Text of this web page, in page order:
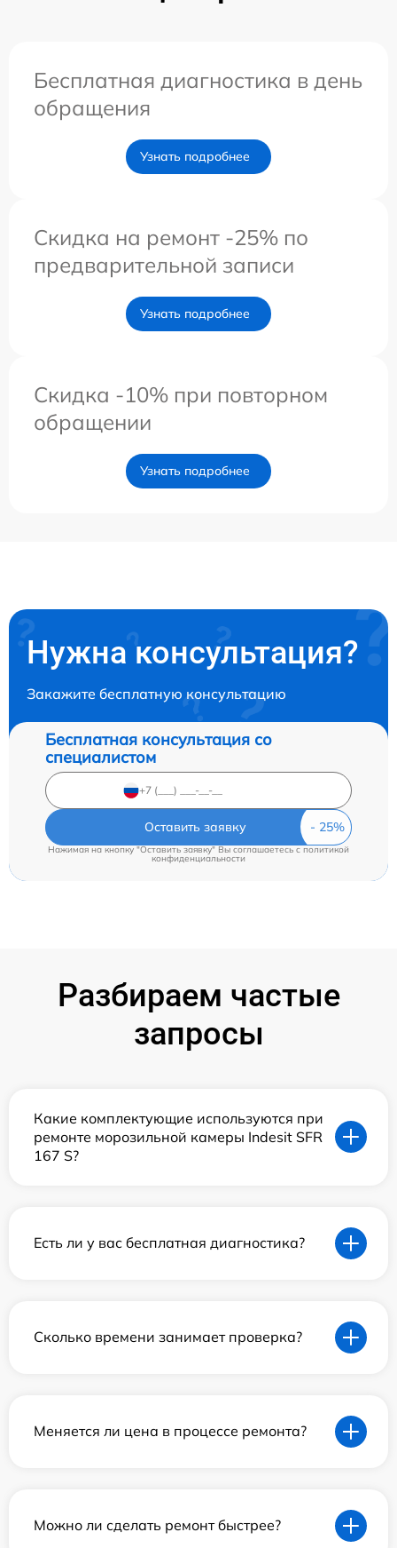
Бесплатная диагностика в день
обращения
Узнать подробнее
Скидка на ремонт -25% по
предварительной записи
Узнать подробнее
Скидка -10% при повторном
обращении
Узнать подробнее
Нужна консультация?
Закажите бесплатную консультацию
Бесплатная консультация со
специалистом
Оставить заявку
Нажимая на кнопку "Оставить заявку" Вы соглашаетесь cполитикой
конфиденциальности
Разбираем частые
запросы
Какие комплектующие используются при
ремонте морозильной камеры Indesit SFR
167 S?
Есть ли у вас бесплатная диагностика?
Сколько времени занимает проверка?
Меняется ли цена в процессе ремонта?
Можно ли сделать ремонт быстрее?